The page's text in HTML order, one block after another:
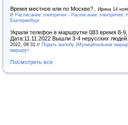
Время местное или по Москве?.. Ирина 14
// Расписание электричек - Расписание электричек:
Екатеринбург
Украли телефон в маршрутке 083 время 8-9,
Дата:11.11.2022 Вышли 3-4 нерусских людей..
2022, 09:31 // Подать жалобу (Муниципальные
маршрут
Посмотреть все